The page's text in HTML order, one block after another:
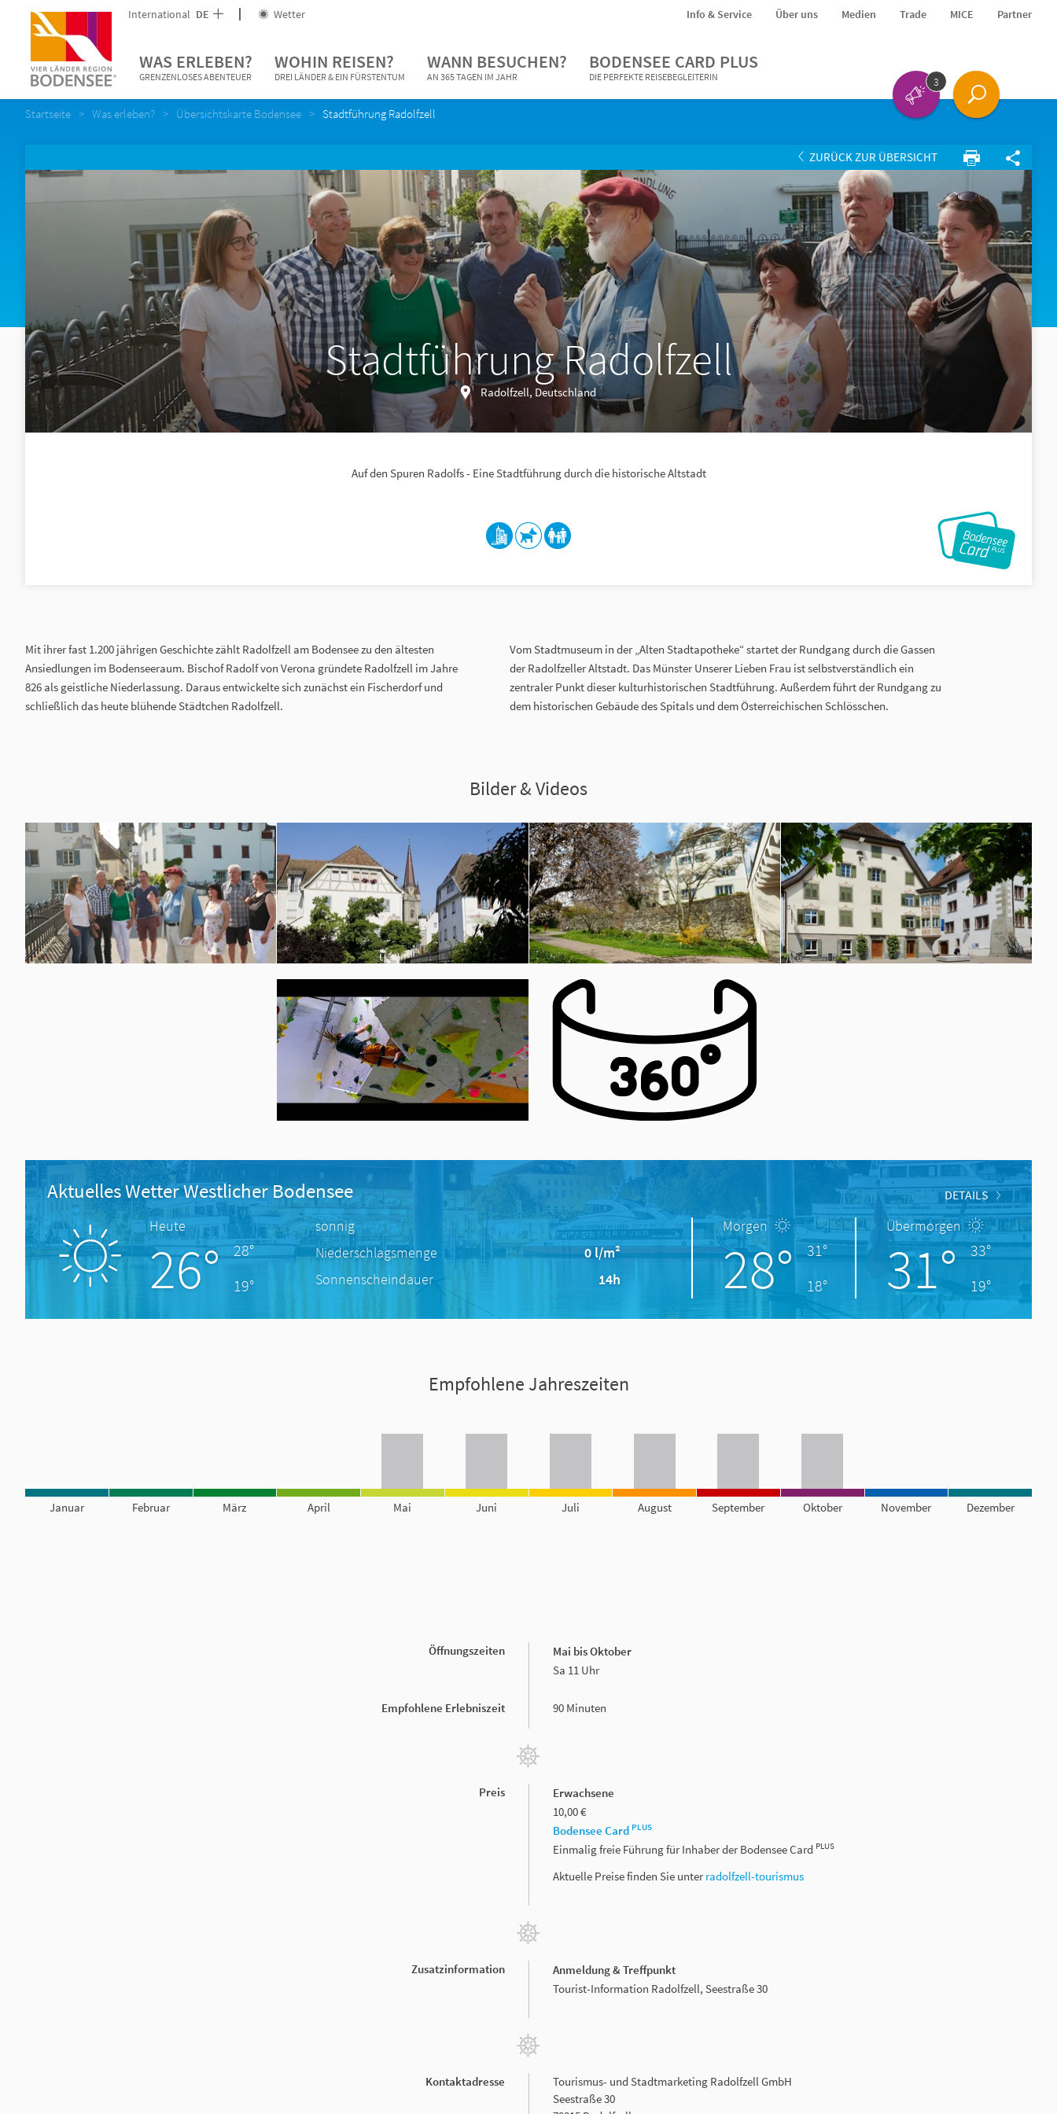
International DE Wetter Info & Service Über uns Medien Trade MICE Partner
WAS ERLEBEN?
GRENZENLOSES ABENTEUER
WOHIN REISEN?
DREI LÄNDER & EIN FÜRSTENTUM
WANN BESUCHEN?
AN 365 TAGEN IM JAHR
BODENSEE CARD PLUS
DIE PERFEKTE REISEBEGLEITERIN 3
Startseite Was erleben? Übersichtskarte Bodensee Stadtführung Radolfzell
ZURÜCK ZUR ÜBERSICHT
Stadtführung Radolfzell
Radolfzell, Deutschland
Auf den Spuren Radolfs - Eine Stadtführung durch die historische Altstadt
Mit ihrer fast 1.200 jährigen Geschichte zählt Radolfzell am Bodensee zu den ältesten
Ansiedlungen im Bodenseeraum. Bischof Radolf von Verona gründete Radolfzell im Jahre
826 als geistliche Niederlassung. Daraus entwickelte sich zunächst ein Fischerdorf und
schließlich das heute blühende Städtchen Radolfzell.
Vom Stadtmuseum in der „Alten Stadtapotheke“ startet der Rundgang durch die Gassen
der Radolfzeller Altstadt. Das Münster Unserer Lieben Frau ist selbstverständlich ein
zentraler Punkt dieser kulturhistorischen Stadtführung. Außerdem führt der Rundgang zu
dem historischen Gebäude des Spitals und dem Österreichischen Schlösschen.
Bilder & Videos
Aktuelles Wetter Westlicher Bodensee DETAILS
Heute
26°
28°
19°
sonnig
Niederschlagsmenge
0 l/m²
Sonnenscheindauer
14h
Morgen
28°
31°
18°
Übermorgen
31°
33°
19°
Empfohlene Jahreszeiten
Januar Februar März April Mai Juni Juli August September Oktober November Dezember
Öffnungszeiten Mai bisOktober
Sa 11 Uhr
Empfohlene Erlebniszeit 90 Minuten
Preis
Erwachsene
10,00 €
Bodensee Card PLUS
Einmalig freie Führung für Inhaber der Bodensee Card PLUS
Aktuelle Preise finden Sie unterradolfzell-tourismus
Zusatzinformation
Anmeldung & Treffpunkt
Tourist-Information Radolfzell, Seestraße 30
Kontaktadresse
Tourismus- und Stadtmarketing Radolfzell GmbH
Seestraße 30